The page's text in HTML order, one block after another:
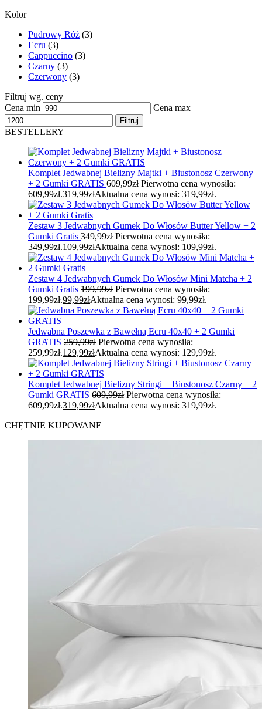
Kolor
Pudrowy Róż (3)
Ecru (3)
Cappuccino (3)
Czarny (3)
Czerwony (3)
Filtruj wg. ceny
Cena min
Cena max
Filtruj
BESTELLERY
Komplet Jedwabnej Bielizny Majtki + Biustonosz Czerwony
+ 2 Gumki GRATIS 609,99zł Pierwotna cena wynosiła:
609,99zł.319,99złAktualna cena wynosi: 319,99zł.
Zestaw 3 Jedwabnych Gumek Do Włosów Butter Yellow + 2
Gumki Gratis 349,99zł Pierwotna cena wynosiła:
349,99zł.109,99złAktualna cena wynosi: 109,99zł.
Zestaw 4 Jedwabnych Gumek Do Włosów Mini Matcha + 2
Gumki Gratis 199,99zł Pierwotna cena wynosiła:
199,99zł.99,99złAktualna cena wynosi: 99,99zł.
Jedwabna Poszewka z Bawełną Ecru 40x40 + 2 Gumki
GRATIS 259,99zł Pierwotna cena wynosiła:
259,99zł.129,99złAktualna cena wynosi: 129,99zł.
Komplet Jedwabnej Bielizny Stringi + Biustonosz Czarny + 2
Gumki GRATIS 609,99zł Pierwotna cena wynosiła:
609,99zł.319,99złAktualna cena wynosi: 319,99zł.
CHĘTNIE KUPOWANE